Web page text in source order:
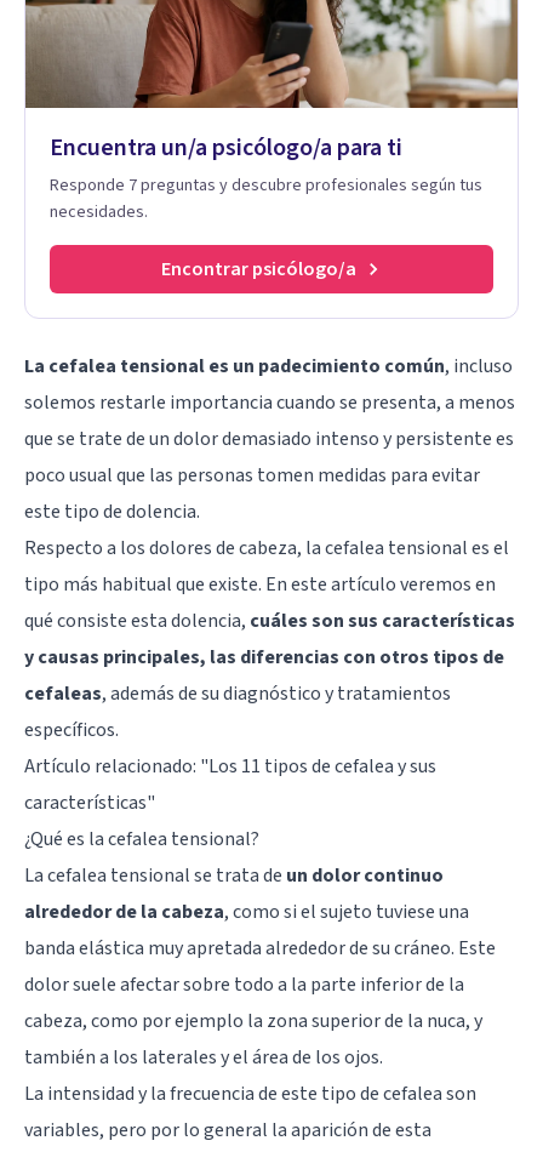
Encuentra un/a psicólogo/a para ti
Responde 7 preguntas y descubre profesionales según tus
necesidades.
Encontrar psicólogo/a
La cefalea tensional es un padecimiento común, incluso
solemos restarle importancia cuando se presenta, a menos
que se trate de un dolor demasiado intenso y persistente es
poco usual que las personas tomen medidas para evitar
este tipo de dolencia.
Respecto a los dolores de cabeza, la cefalea tensional es el
tipo más habitual que existe. En este artículo veremos en
qué consiste esta dolencia, cuáles son sus características
y causas principales, las diferencias con otros tipos de
cefaleas, además de su diagnóstico y tratamientos
específicos.
Artículo relacionado: "Los 11 tipos de cefalea y sus
características"
¿Qué es la cefalea tensional?
La cefalea tensional se trata de un dolor continuo
alrededor de la cabeza, como si el sujeto tuviese una
banda elástica muy apretada alrededor de su cráneo. Este
dolor suele afectar sobre todo a la parte inferior de la
cabeza, como por ejemplo la zona superior de la nuca, y
también a los laterales y el área de los ojos.
La intensidad y la frecuencia de este tipo de cefalea son
variables, pero por lo general la aparición de esta